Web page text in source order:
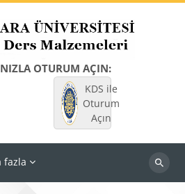
OTURUM AÇIN:
KDS ile
Oturum
Açın
fazla
Dersleri